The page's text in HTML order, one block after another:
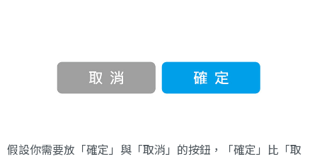
假設你需要放「確定」與「取消」的按鈕，「確定」比「取